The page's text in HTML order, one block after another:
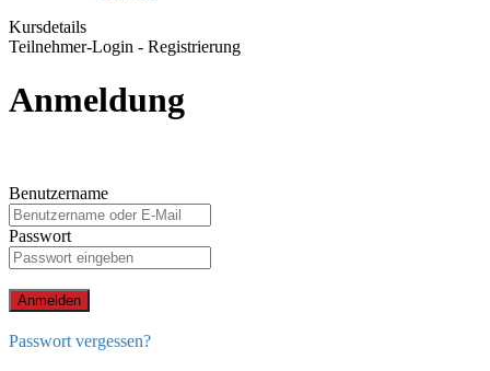
Kursdetails
Teilnehmer-Login - Registrierung
Anmeldung
Benutzername
Passwort
Anmelden
Passwort vergessen?